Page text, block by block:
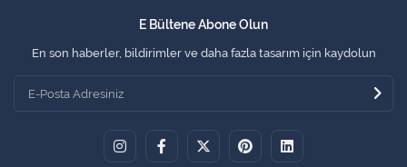
E Bültene Abone Olun
En son haberler, bildirimler ve daha fazla tasarım için kaydolun